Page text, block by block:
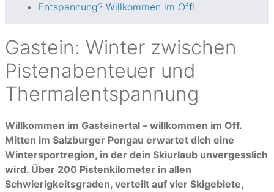
Entspannung? Willkommen im Off!
Gastein: Winter zwischen
Pistenabenteuer und
Thermalentspannung
Willkommen im Gasteinertal – willkommen im Off.
Mitten im Salzburger Pongau erwartet dich eine
Wintersportregion, in der dein Skiurlaub unvergesslich
wird. Über 200 Pistenkilometer in allen
Schwierigkeitsgraden, verteilt auf vier Skigebiete,